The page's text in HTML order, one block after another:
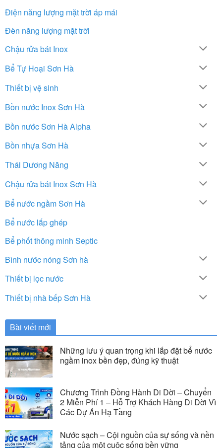
Điện năng lượng mặt trời áp mái
Đèn năng lượng mặt trời
Chậu rửa bát Inox
Bể Tự Hoại Sơn Hà
Thiết bị vệ sinh
Bồn nước Inox Sơn Hà
Bồn nước Sơn Hà Alpha
Bồn nhựa Sơn Hà
Thái Dương Năng
Chậu rửa bát Inox Sơn Hà
Bể nước ngầm Sơn Hà
Bể nước lắp ghép
Bể phốt thông minh Septic
Bình nước nóng Sơn hà
Thiết bị lọc nước
Thiết bị nhà bếp Sơn Hà
Bài viết mới
Những lưu ý quan trọng khi lắp đặt bể nước
ngầm inox bền đẹp, đúng kỹ thuật
Chương Trình Đồng Hành Di Dời – Chuyển
2 Miễn Phí 1 – Hỗ Trợ Khách Hàng Di Dời Vì
Các Dự Án Hạ Tầng
Nước sạch – Cội nguồn của sự sống và nền
tảng của một cuộc sống bền vững